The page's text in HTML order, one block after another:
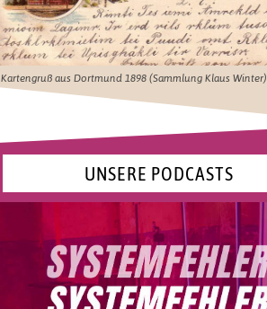
Kartengruß aus Dortmund 1898 (Sammlung Klaus Winter)
UNSERE PODCASTS